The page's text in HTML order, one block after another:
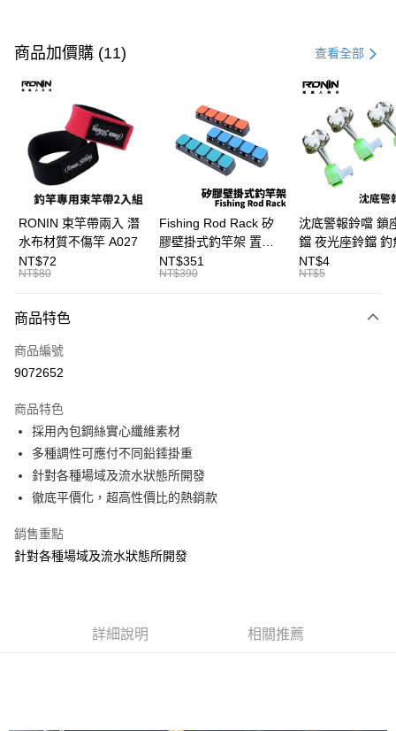
信用卡一次付款
信用卡分期付款
3 期 0 利率 每期 21家銀行
合作金庫商業銀行
第一商業銀行
華南商業銀行
彰化商業銀行
上海商業儲蓄銀行
台北富邦商業銀行
國泰世華商業銀行
兆豐國際商業銀行
臺灣中小企業銀行
台中商業銀行
匯豐（台灣）商業銀行
華泰商業銀行
聯邦商業銀行
遠東國際商業銀行
元大商業銀行
台灣樂天信用卡公司
Apple Pay
街口支付
大哥付你分期
相關說明
2.付款方式選擇「大哥付你分期」，訂單成立後會自動跳轉到大哥付的交易
成交易。
4.訂單成立30分鐘內，如未前往確認交易或遇審核未通過，訂單將自動取
法說明評估內容。
【繳款方式說明】
1.分期款項不併入電信帳單，「大哥付你分期」於每月結算日後寄送繳費提
醒簡訊。
2.透過簡訊連結打開帳單後，可選擇「超商條碼／台灣大直營門市／銀行轉
帳／街口支付／iPASS MONEY」等通路繳費。
1.本服務係由「台灣大哥大股份有限公司」（以下簡稱本公司）所提供，讓
用戶於交易時，得透過本服務購買商品或服務，並由商店將買賣／分期付款
3.完整用戶服務條款，請詳閱以下連結：
https://oppay.tw/userRule
相關說明
AFTEE先享後付是「在收到商品之後才付款」的支付方式。 讓您購物簡單
便利好安心！
２．便利：只要手機號碼，簡訊認證，即可結帳。
【「AFTEE先享後付」結帳流程】
１．於結帳方式選擇「AFTEE先享後付」後，將跳轉至「AFTEE先享後付」
結帳頁面，進行簡訊認證並確認金額後，即可完成結帳。
２．訂單成立數日內，您將收到繳費通知簡訊。
ATM／網路銀行／等多元方式進行付款，方視為交易完成。
※ 請注意：結帳手續完成當下不需立刻繳費，但若您需要取消訂單，請聯絡
購買商品的店家。未經商家同意取消之訂單仍視為有效，需透過AFTEE先享
客戶支援中心」https://netprotections.freshdesk.com/support/home
ATM付款
運送方式
一般宅配（門市自取請勿下單，請聯繫客服）
每筆NT$100，滿NT$2,000(含以上)免運費
每筆NT$150，滿NT$2,000(含以上)免運費
商品加價購 (11) 查看全部
RONIN 束竿帶兩入 潛
水布材質不傷竿 A027
NT$72
NT$80
Fishing Rod Rack 矽
膠壁掛式釣竿架 置竿
架 壁鎖式竿架 釣竿展
示架 T1086
NT$351
NT$390
沈底警報鈴噹 鎖
鐺 夜光座鈴鐺 釣
鐺 沉底鈴鐺 1入 可插
Ø4.5x37mm夜光
NT$4
NT$5
商品特色
商品編號
9072652
商品特色
採用內包鋼絲實心纖維素材
多種調性可應付不同鉛錘掛重
針對各種場域及流水狀態所開發
徹底平價化，超高性價比的熱銷款
銷售重點
針對各種場域及流水狀態所開發
詳細說明 相關推薦